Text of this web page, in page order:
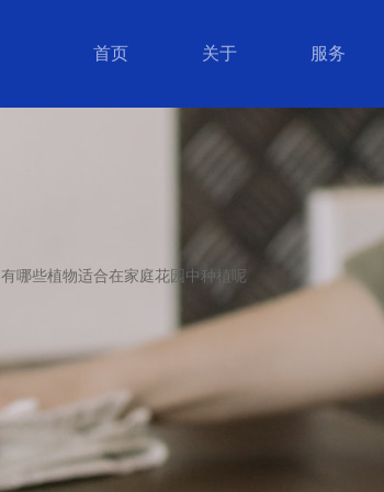
首页 关于 服务
有哪些植物适合在家庭花园中种植呢